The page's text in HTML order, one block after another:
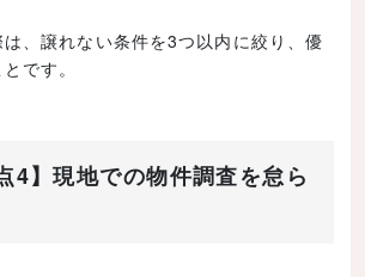
、譲れない条件を3つ以内に絞り、優
です。
4】現地での物件調査を怠ら